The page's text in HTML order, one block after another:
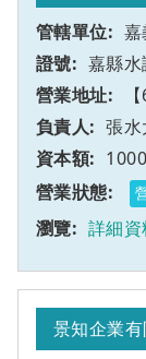
嘉縣
張水
詳細資
景知企業